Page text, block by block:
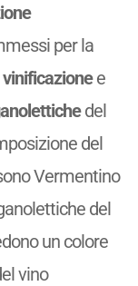
per la
e
del
del
Vermentino
del
un colore
vino